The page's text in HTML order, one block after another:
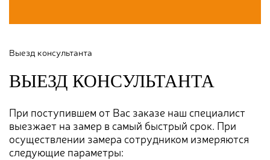
Выезд консультанта
ВЫЕЗД КОНСУЛЬТАНТА
При поступившем от Вас заказе наш специалист
выезжает на замер в самый быстрый срок. При
осуществлении замера сотрудником измеряются
следующие параметры: